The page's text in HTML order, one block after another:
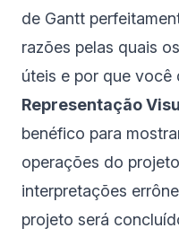
de Gantt
razões pelas quais
úteis e por que você
Representação
benéfico para
operações do
interpretações
projeto será